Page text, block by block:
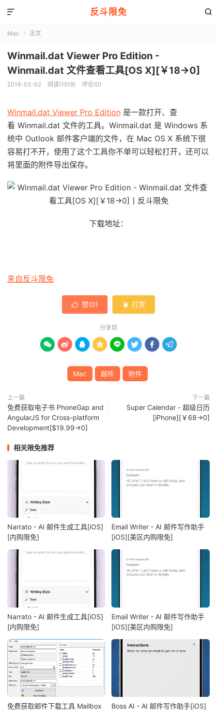
反斗限免 

Mac  正文
Winmail.dat Viewer Pro Edition -
Winmail.dat 文件查看工具[OS X][￥18→0]
2016-02-02 阅读(1519) 评论(0)
Winmail.dat Viewer Pro Edition 是一款打开、查
看 Winmail.dat 文件的工具。Winmail.dat 是 Windows 系
统中 Outlook 邮件客户端的文件，在 Mac OS X 系统下很
容易打不开，使用了这个工具你不单可以轻松打开，还可以
将里面的附件导出保存。
下载地址：
来自反斗限免
 赞(0)  打赏
分享到
       
Mac 邮件 附件
上一篇
免费获取电子书 PhoneGap and
AngularJS for Cross-platform
Development[$19.99→0]
下一篇
Super Calendar - 超级日历
[iPhone][￥68→0]
相关限免推荐
Narrato - AI 邮件生成工具[iOS]
[内购限免]
Email Writer - AI 邮件写作助手
[iOS][美区内购限免]
Narrato - AI 邮件生成工具[iOS]
[内购限免]
Email Writer - AI 邮件写作助手
[iOS][美区内购限免]
免费获取邮件下载工具 Mailbox
Boss AI - AI 邮件写作助手[iOS]